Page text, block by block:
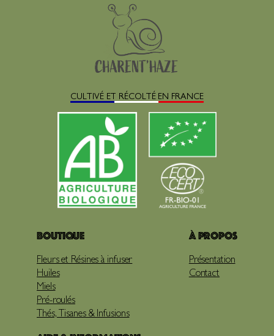
CULTIVÉ ET RÉCOLTÉ EN FRANCE
Boutique
Fleurs et Résines à infuser
Huiles
Miels
Pré-roulés
Thés, Tisanes & Infusions
À propos
Présentation
Contact